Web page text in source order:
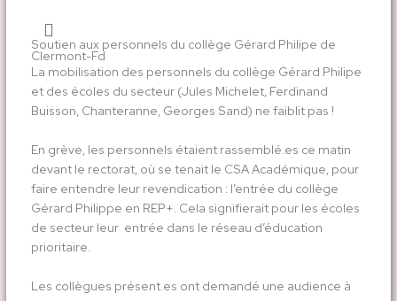
Soutien aux personnels du collège Gérard Philipe de
Clermont-Fd
La mobilisation des personnels du collège Gérard Philipe
et des écoles du secteur (Jules Michelet, Ferdinand
Buisson, Chanteranne, Georges Sand) ne faiblit pas !
En grève, les personnels étaient rassemblé.es ce matin
devant le rectorat, où se tenait le CSA Académique, pour
faire entendre leur revendication : l’entrée du collège
Gérard Philippe en REP+. Cela signifierait pour les écoles
de secteur leur entrée dans le réseau d’éducation
prioritaire.
Les collègues présent.es ont demandé une audience à